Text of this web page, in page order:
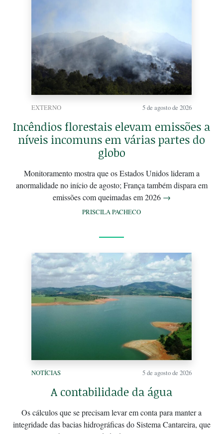
EXTERNO 5 de agosto de 2026
Incêndios florestais elevam emissões a
níveis incomuns em várias partes do
globo
Monitoramento mostra que os Estados Unidos lideram a
anormalidade no início de agosto; França também dispara em
emissões com queimadas em 2026 →
PRISCILA PACHECO
NOTÍCIAS 5 de agosto de 2026
A contabilidade da água
Os cálculos que se precisam levar em conta para manter a
integridade das bacias hidrográficas do Sistema Cantareira, que